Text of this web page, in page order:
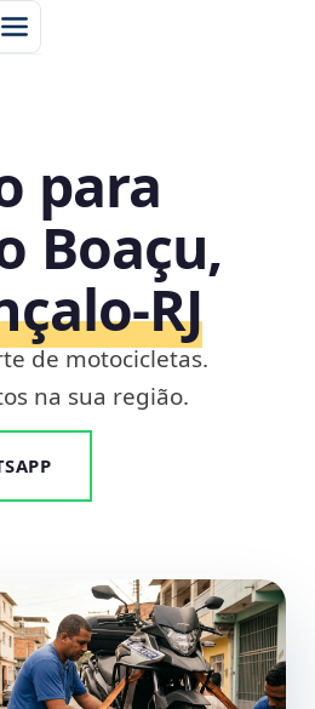
para
Boaçu,
de motocicletas.
na sua região.